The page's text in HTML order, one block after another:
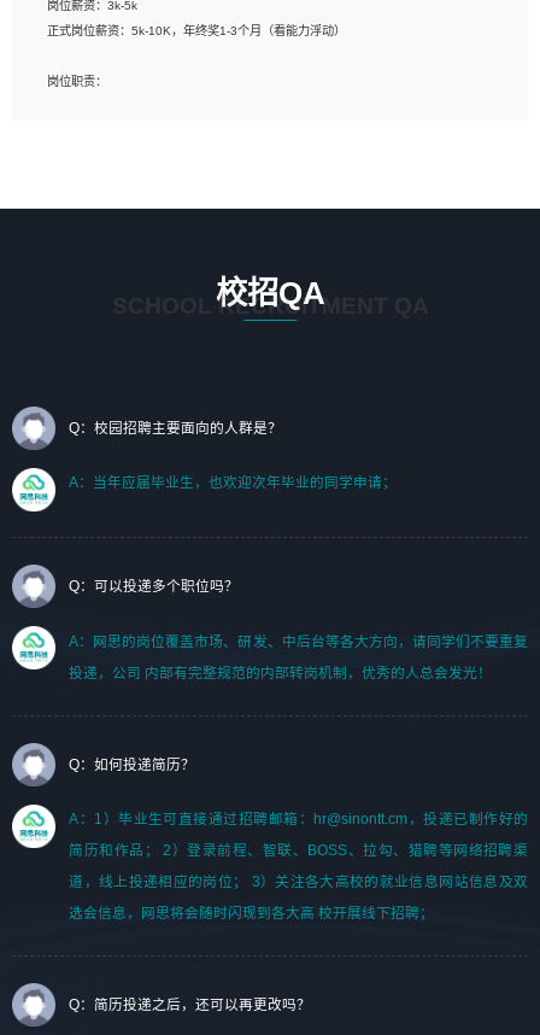
标志及吉祥物设计，效果图后期处理等。
1、艺术设计类相关专业；（其中需求分析顾问不限专业）
岗位薪资：3k-5k
正式岗位薪资：5k-10K，年终奖1-3个月（看能力浮动）
岗位职责：
2. 熟悉 前端常用框架, 能独立完成设计给予的 UI 效果;
3. 有良好的代码习惯, 低级错误出现频率低;
7. 了解或熟悉 WebGL 及相关框架优先。
（岗位人员专职于行业应用解决方案、项目申报方案、投标方案的策划编写）
校招QA
SCHOOL RECRUITMENT QA
Q：校园招聘主要面向的人群是？
A：当年应届毕业生，也欢迎次年毕业的同学申请；
Q：可以投递多个职位吗？
A：网思的岗位覆盖市场、研发、中后台等各大方向，请同学们不要重复
投递，公司 内部有完整规范的内部转岗机制，优秀的人总会发光！
Q：如何投递简历？
A：1）毕业生可直接通过招聘邮箱：hr@sinontt.cm，投递已制作好的
简历和作品； 2）登录前程、智联、BOSS、拉勾、猎聘等网络招聘渠
道，线上投递相应的岗位； 3）关注各大高校的就业信息网站信息及双
选会信息，网思将会随时闪现到各大高 校开展线下招聘；
Q：简历投递之后，还可以再更改吗？